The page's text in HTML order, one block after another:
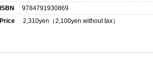
ISBN
9784791930869
Price
2,310yen（2,100yen without tax）